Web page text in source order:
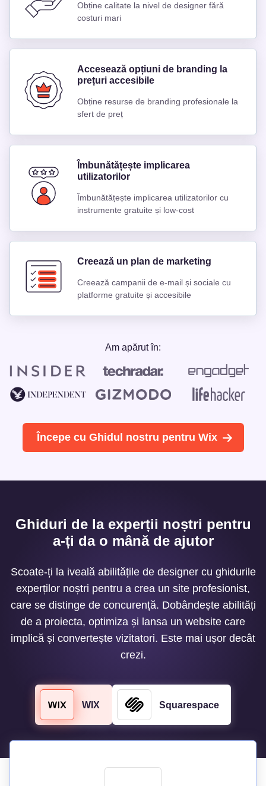
Obține calitate la nivel de designer fără
costuri mari
Accesează opțiuni de branding la
prețuri accesibile
Obține resurse de branding profesionale la
sfert de preț
Îmbunătățește implicarea
utilizatorilor
Îmbunătățește implicarea utilizatorilor cu
instrumente gratuite și low-cost
Creează un plan de marketing
Creează campanii de e-mail și sociale cu
platforme gratuite și accesibile
Am apărut în:
Începe cu Ghidul nostru pentru Wix
Ghiduri de la experții noștri pentru
a-ți da o mână de ajutor
Scoate-ți la iveală abilitățile de designer cu ghidurile
experților noștri pentru a crea un site profesionist,
care se distinge de concurență. Dobândește abilități
de a proiecta, optimiza și lansa un website care
implică și convertește vizitatori. Este mai ușor decât
crezi.
WIX Squarespace